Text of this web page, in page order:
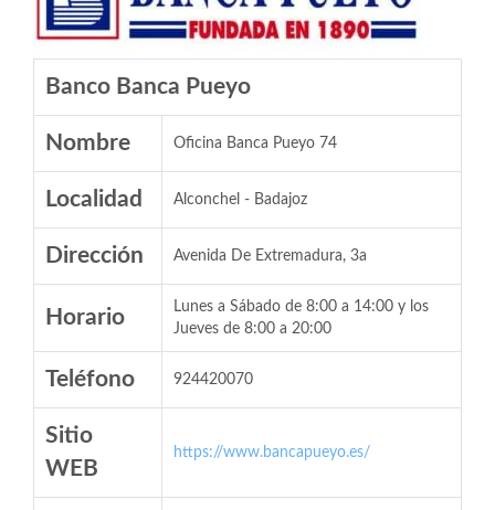
Banco Banca Pueyo
Nombre Oficina Banca Pueyo 74
Localidad Alconchel - Badajoz
Dirección Avenida De Extremadura, 3a
Horario
Lunes a Sábado de 8:00 a 14:00 y los
Jueves de 8:00 a 20:00
Teléfono 924420070
Sitio
WEB
https://www.bancapueyo.es/